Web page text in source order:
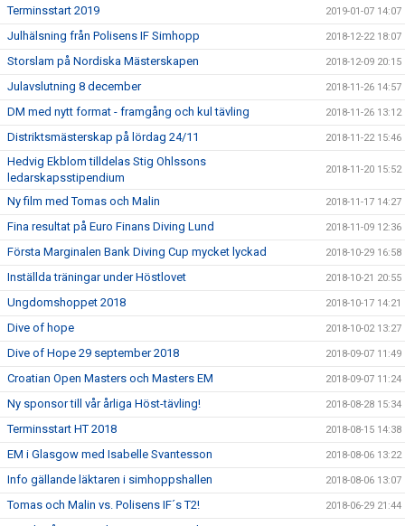
Terminsstart 2019 2019-01-07 14:07
Julhälsning från Polisens IF Simhopp 2018-12-22 18:07
Storslam på Nordiska Mästerskapen 2018-12-09 20:15
Julavslutning 8 december 2018-11-26 14:57
DM med nytt format - framgång och kul tävling 2018-11-26 13:12
Distriktsmästerskap på lördag 24/11 2018-11-22 15:46
Hedvig Ekblom tilldelas Stig Ohlssons
ledarskapsstipendium
2018-11-20 15:52
Ny film med Tomas och Malin 2018-11-17 14:27
Fina resultat på Euro Finans Diving Lund 2018-11-09 12:36
Första Marginalen Bank Diving Cup mycket lyckad 2018-10-29 16:58
Inställda träningar under Höstlovet 2018-10-21 20:55
Ungdomshoppet 2018 2018-10-17 14:21
Dive of hope 2018-10-02 13:27
Dive of Hope 29 september 2018 2018-09-07 11:49
Croatian Open Masters och Masters EM 2018-09-07 11:24
Ny sponsor till vår årliga Höst-tävling! 2018-08-28 15:34
Terminsstart HT 2018 2018-08-15 14:38
EM i Glasgow med Isabelle Svantesson 2018-08-06 13:22
Info gällande läktaren i simhoppshallen 2018-08-06 13:07
Tomas och Malin vs. Polisens IF´s T2! 2018-06-29 21:44